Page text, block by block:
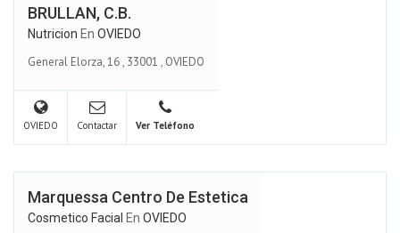
BRULLAN, C.B.
Nutricion En OVIEDO
General Elorza, 16, 33001 , OVIEDO
OVIEDO Contactar Ver Teléfono
Marquessa Centro De Estetica
Cosmetico Facial En OVIEDO